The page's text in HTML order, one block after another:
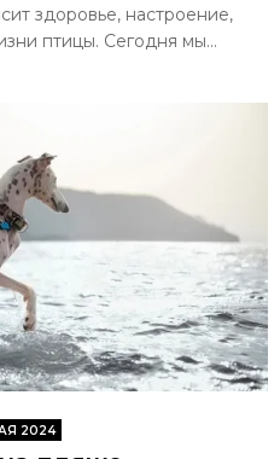
здоровье, настроение,
птицы. Сегодня мы...
2024